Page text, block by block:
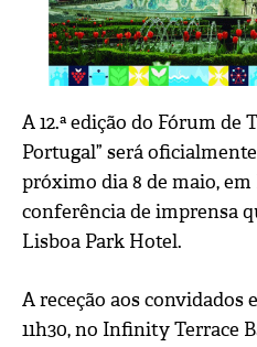
A 12.ª edição do Fórum de
Portugal” será
próximo dia 8 de maio,
conferência de imprensa
Lisboa Park Hotel.
A receção aos convidados
11h30, no Infinity Terrace